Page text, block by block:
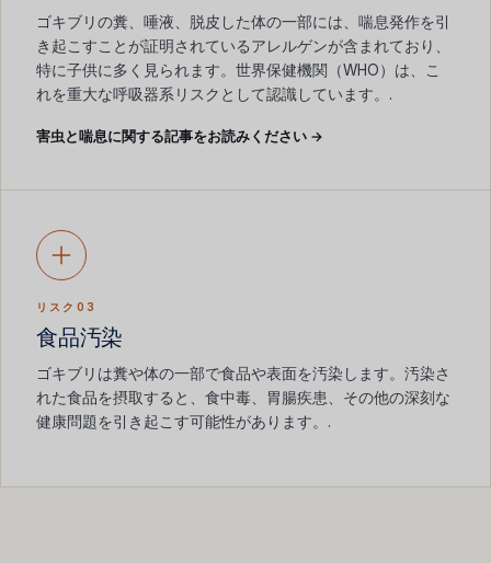
ゴキブリの糞、唾液、脱皮した体の一部には、喘息発作を引
き起こすことが証明されているアレルゲンが含まれており、
特に子供に多く見られます。世界保健機関（WHO）は、こ
れを重大な呼吸器系リスクとして認識しています。.
害虫と喘息に関する記事をお読みください →
リスク03
食品汚染
ゴキブリは糞や体の一部で食品や表面を汚染します。汚染さ
れた食品を摂取すると、食中毒、胃腸疾患、その他の深刻な
健康問題を引き起こす可能性があります。.